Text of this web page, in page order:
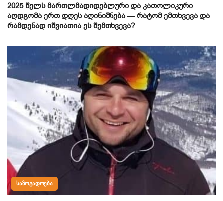
2025 წელს მართლმადიდებლური და კათოლიკური
აღდგომა ერთ დღეს აღინიშნება — რატომ ემთხვევა და
რამდენად იშვიათია ეს შემთხვევა?
ᲡᲐᲖᲝᲒᲐᲓᲝᲔᲑᲐ